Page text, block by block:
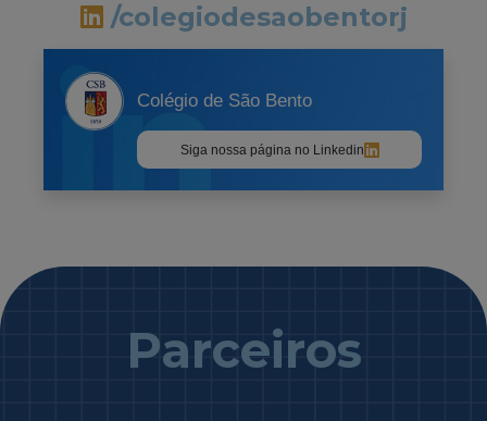
/colegiodesaobentorj
Colégio de São Bento
Siga nossa página no Linkedin
Parceiros